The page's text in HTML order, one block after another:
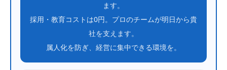
ます。
採用・教育コストは0円。プロのチームが明日から貴
社を支えます。
属人化を防ぎ、経営に集中できる環境を。